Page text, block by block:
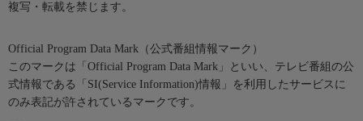
複写・転載を禁じます。
Official Program Data Mark（公式番組情報マーク）
このマークは「Official Program Data Mark」といい、テレビ番組の公
式情報である「SI(Service Information)情報」を利用したサービスに
のみ表記が許されているマークです。